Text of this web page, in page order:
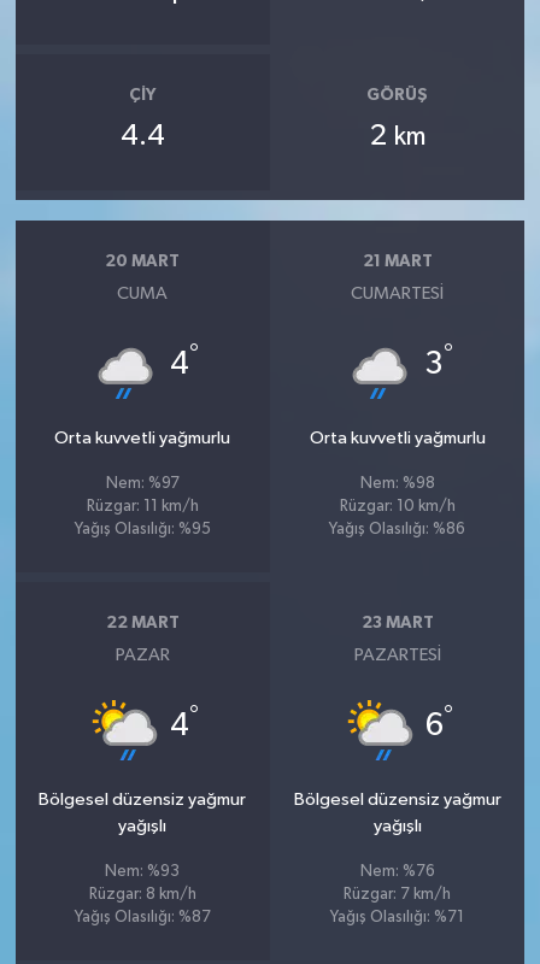
ÇIY
4.4
GÖRÜŞ
2 km
20 MART
CUMA
4°
Orta kuvvetli yağmurlu
Nem: %97
Rüzgar: 11 km/h
Yağış Olasılığı: %95
21 MART
CUMARTESI
3°
Orta kuvvetli yağmurlu
Nem: %98
Rüzgar: 10 km/h
Yağış Olasılığı: %86
22 MART
PAZAR
4°
Bölgesel düzensiz yağmur
yağışlı
Nem: %93
Rüzgar: 8 km/h
Yağış Olasılığı: %87
23 MART
PAZARTESI
6°
Bölgesel düzensiz yağmur
yağışlı
Nem: %76
Rüzgar: 7 km/h
Yağış Olasılığı: %71